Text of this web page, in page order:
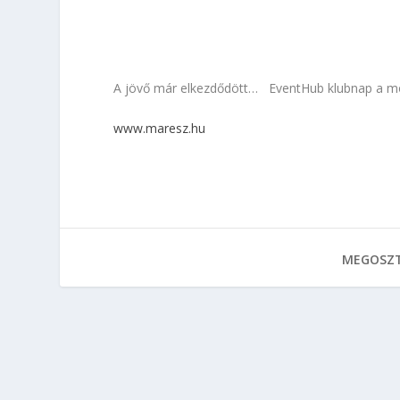
A jövő már elkezdődött… EventHub klubnap a
www.maresz.hu